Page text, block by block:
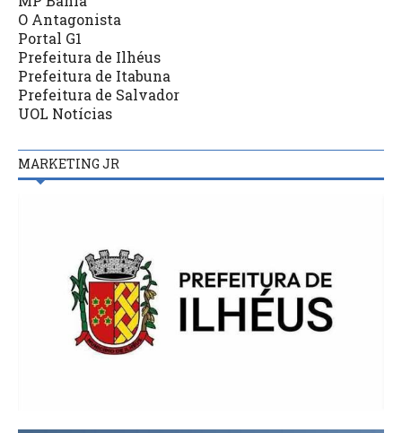
O Antagonista
Portal G1
Prefeitura de Ilhéus
Prefeitura de Itabuna
Prefeitura de Salvador
UOL Notícias
MARKETING JR